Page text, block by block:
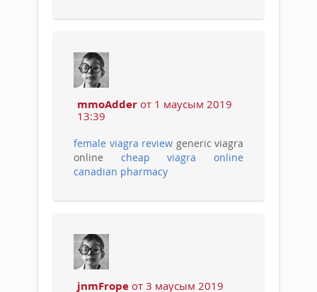
mmoAdder от 1 маусым 2019
13:39
female viagra review generic viagra
online cheap viagra online
canadian pharmacy
jnmFrope от 3 маусым 2019